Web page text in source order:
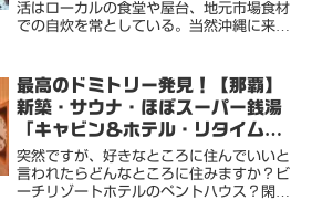
活はローカルの食堂や屋台、地元市場食材
での自炊を常としている。当然沖縄に来て
心地那覇だし、誰も知らないドローカル店
を見つけるの...
最高のドミトリー発見！【那覇】
新築・サウナ・ほぼスーパー銭湯
「キャビン＆ホテル・リタイム」
がおすすめ！
突然ですが、好きなところに住んでいいと
言われたらどんなところに住みますか？ビ
ーチリゾートホテルのペントハウス？閑静